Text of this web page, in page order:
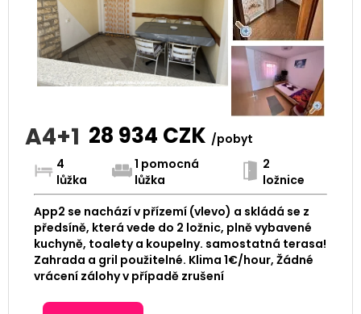
A4+1 28 934 CZK /pobyt
4
lůžka
1 pomocná
lůžka
2
ložnice
App2 se nachází v přízemí (vlevo) a skládá se z
předsíně, která vede do 2 ložnic, plně vybavené
kuchyně, toalety a koupelny. samostatná terasa!
Zahrada a gril použitelné. Klima 1€/hour, Žádné
vrácení zálohy v případě zrušení